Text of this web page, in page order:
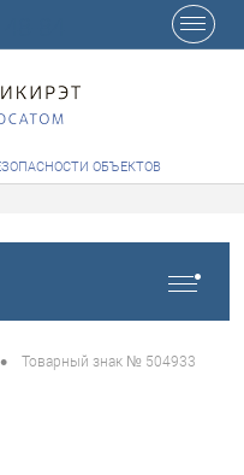
ОБЪЕКТОВ
• Товарный знак № 504933